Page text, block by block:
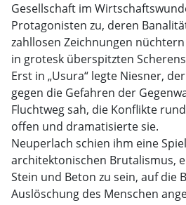
Gesellschaft im
Protagonisten zu, deren
zahllosen Zeichnungen
in grotesk überspitzten
Erst in „Usura“ legte Niesner,
gegen die Gefahren der
Fluchtweg sah, die Konflikte
offen und dramatisierte sie.
Neuperlach schien ihm eine
architektonischen Brutalismus,
Stein und Beton zu sein, auf die
Auslöschung des Menschen